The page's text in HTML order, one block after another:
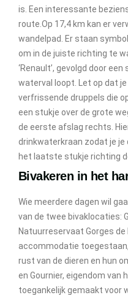
is. Een interessante
route.Op 17,4 km kan er
wandelpad. Er staan
om in de juiste richting te
‘Renault’, gevolgd door
waterval loopt. Let op dat
verfrissende druppels die
een stukje over de grote
de eerste afslag rechts.
drinkwaterkraan zodat je je
het laatste stukje richting
Bivakeren in het
Wie meerdere dagen wil
van de twee bivaklocaties:
Natuurreservaat Gorges de
accommodatie
rust van de dieren en hun
en Gournier, eigendom van
toegankelijk gemaakt voor